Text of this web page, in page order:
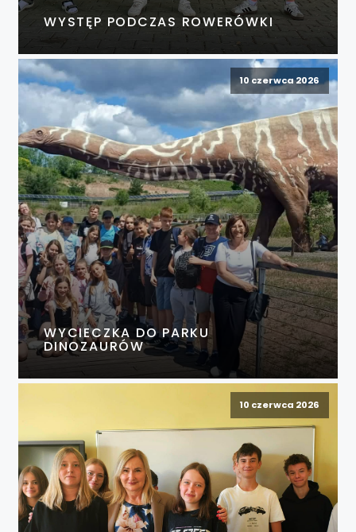
WYSTĘP PODCZAS ROWERÓWKI
10 czerwca 2026
WYCIECZKA DO PARKU
DINOZAURÓW
10 czerwca 2026